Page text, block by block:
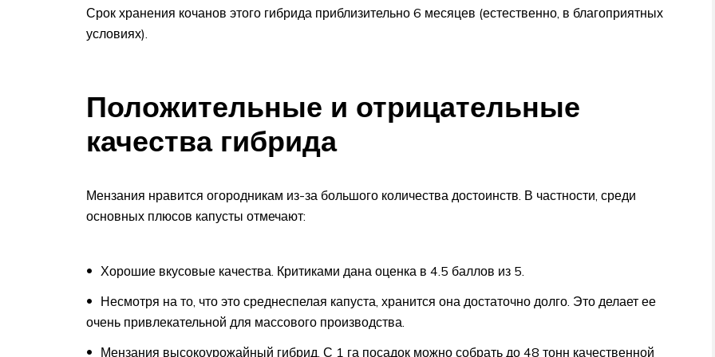
Срок хранения кочанов этого гибрида приблизительно 6 месяцев (естественно, в благоприятных
условиях).
Положительные и отрицательные
качества гибрида
Мензания нравится огородникам из-за большого количества достоинств. В частности, среди
основных плюсов капусты отмечают:
Хорошие вкусовые качества. Критиками дана оценка в 4.5 баллов из 5.
Несмотря на то, что это среднеспелая капуста, хранится она достаточно долго. Это делает ее
очень привлекательной для массового производства.
Мензания высокоурожайный гибрид. С 1 га посадок можно собрать до 48 тонн качественной